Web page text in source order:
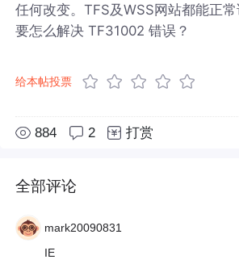
任何改变。TFS及WSS网站都能正
要怎么解决 TF31002 错误？
给本帖投票
884 2 打赏
全部评论
mark20090831
IE